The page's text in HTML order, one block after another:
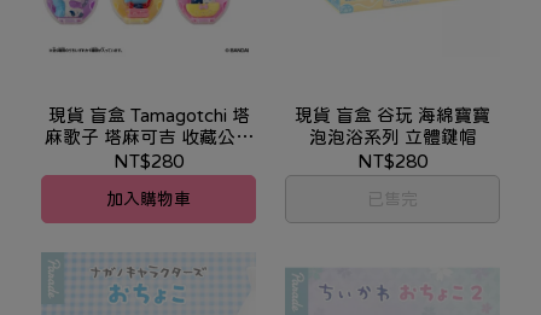
現貨 盲盒 Tamagotchi 塔
麻歌子 塔麻可吉 收藏公仔
吊飾/ 睡覺時間
NT$280
加入購物車
現貨 盲盒 谷玩 海綿寶寶
泡泡浴系列 立體鍵帽
NT$280
已售完